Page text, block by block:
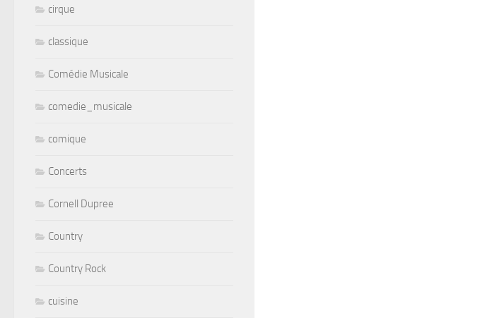
cirque
classique
Comédie Musicale
comedie_musicale
comique
Concerts
Cornell Dupree
Country
Country Rock
cuisine